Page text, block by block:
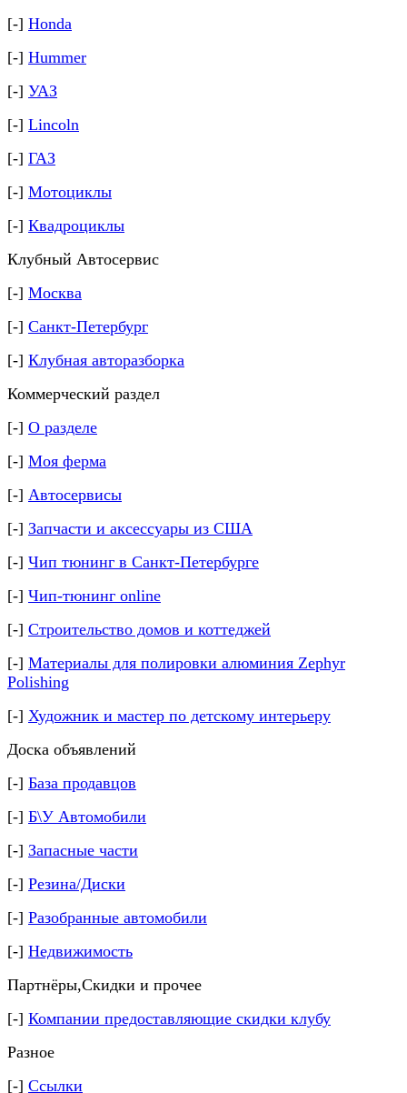
[-] Honda
[-] Hummer
[-] УАЗ
[-] Lincoln
[-] ГАЗ
[-] Мотоциклы
[-] Квадроциклы
Клубный Автосервис
[-] Москва
[-] Санкт-Петербург
[-] Клубная авторазборка
Коммерческий раздел
[-] О разделе
[-] Моя ферма
[-] Автосервисы
[-] Запчасти и аксессуары из США
[-] Чип тюнинг в Санкт-Петербурге
[-] Чип-тюнинг online
[-] Строительство домов и коттеджей
[-] Материалы для полировки алюминия Zephyr
Polishing
[-] Художник и мастер по детскому интерьеру
Доска объявлений
[-] База продавцов
[-] Б\У Автомобили
[-] Запасные части
[-] Резина/Диски
[-] Разобранные автомобили
[-] Недвижимость
Партнёры,Скидки и прочее
[-] Компании предоставляющие скидки клубу
Разное
[-] Ссылки